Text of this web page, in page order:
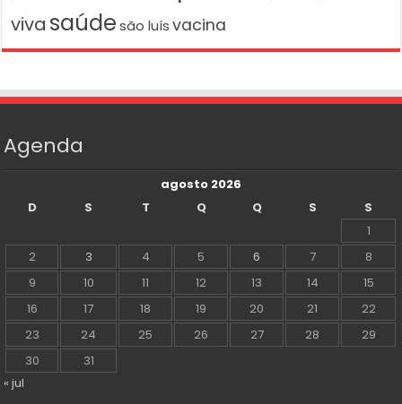
viva saúde são luís vacina
Agenda
agosto 2026
D
S T Q Q S
S
1
2
3 4 5 6 7
8
9
10 11 12 13 14
15
16
17 18 19 20 21
22
23
24 25 26 27 28
29
30
31
« jul